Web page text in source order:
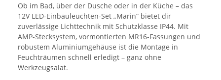
Ob im Bad, über der Dusche oder in der Küche – das
12V LED-Einbauleuchten-Set „Marin“ bietet dir
zuverlässige Lichttechnik mit Schutzklasse IP44. Mit
AMP-Stecksystem, vormontierten MR16-Fassungen und
robustem Aluminiumgehäuse ist die Montage in
Feuchträumen schnell erledigt – ganz ohne
Werkzeugsalat.